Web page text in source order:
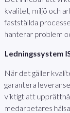
kvalitet, miljö och
fastställda
hanterar problem
Ledningssystem
När det gäller
garantera
viktigt att
medarbetares